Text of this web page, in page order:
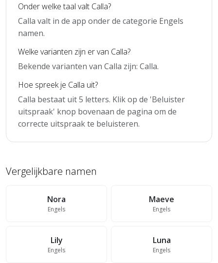
Onder welke taal valt Calla?
Calla valt in de app onder de categorie Engels
namen.
Welke varianten zijn er van Calla?
Bekende varianten van Calla zijn: Calla.
Hoe spreek je Calla uit?
Calla bestaat uit 5 letters. Klik op de 'Beluister
uitspraak' knop bovenaan de pagina om de
correcte uitspraak te beluisteren.
Vergelijkbare namen
Nora
Engels
Maeve
Engels
Lily
Engels
Luna
Engels